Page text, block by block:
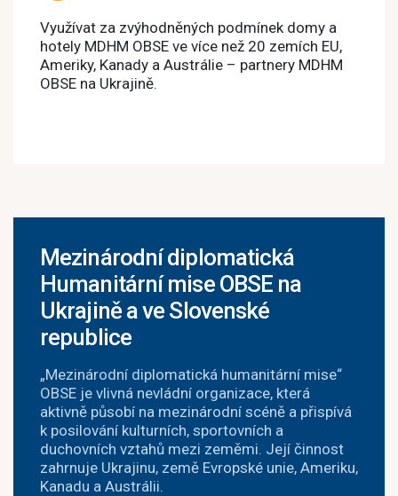
Využívat za zvýhodněných podmínek domy a
hotely MDHM OBSE ve více než 20 zemích EU,
Ameriky, Kanady a Austrálie – partnery MDHM
OBSE na Ukrajině.
Mezinárodní diplomatická
Humanitární mise OBSE na
Ukrajině a ve Slovenské
republice
„Mezinárodní diplomatická humanitární mise“
OBSE je vlivná nevládní organizace, která
aktivně působí na mezinárodní scéně a přispívá
k posilování kulturních, sportovních a
duchovních vztahů mezi zeměmi. Její činnost
zahrnuje Ukrajinu, země Evropské unie, Ameriku,
Kanadu a Austrálii.